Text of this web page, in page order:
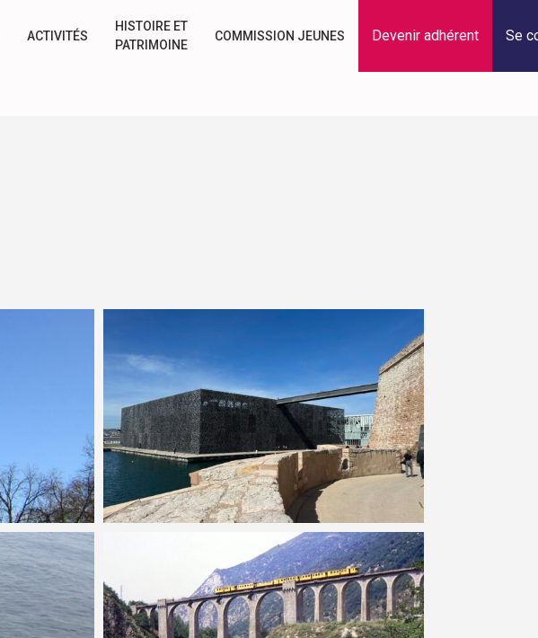
ACTIVITÉS
HISTOIRE ET
PATRIMOINE
COMMISSION JEUNES Devenir adhérent Se